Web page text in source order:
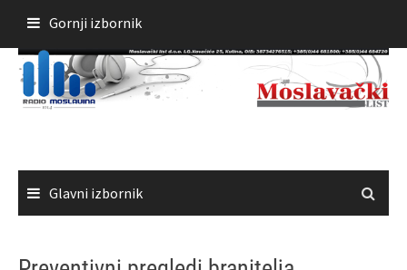
sadržaja
Gornji izbornik
Glavni izbornik